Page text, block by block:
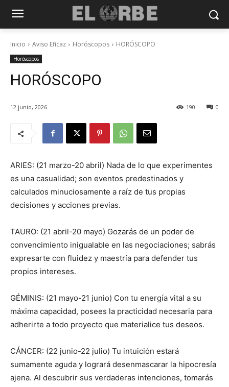
Inicio Aviso Eficaz Horóscopos HORÓSCOPO
Horóscopos
HORÓSCOPO
12 junio, 2026 0
190
ARIES: (21 marzo-20 abril) Nada de lo que experimentes
es una casualidad; son eventos predestinados y
calculados minuciosamente a raíz de tus propias
decisiones y acciones previas.
TAURO: (21 abril-20 mayo) Gozarás de un poder de
convencimiento inigualable en las negociaciones; sabrás
expresarte con fluidez y maestría para defender tus
propios intereses.
GÉMINIS: (21 mayo-21 junio) Con tu energía vital a su
máxima capacidad, posees la practicidad necesaria para
adherirte a todo proyecto que materialice tus deseos.
CÁNCER: (22 junio-22 julio) Tu intuición estará
sumamente aguda y logrará desenmascarar la hipocresía
ajena. Al descubrir sus verdaderas intenciones, tomarás